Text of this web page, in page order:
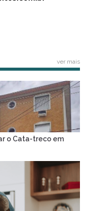
ver mais
o Cata-treco em